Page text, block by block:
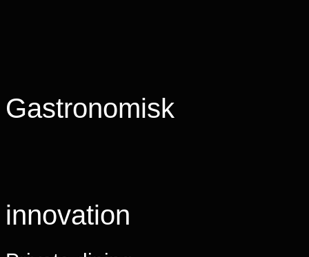
Gastronomisk
innovation